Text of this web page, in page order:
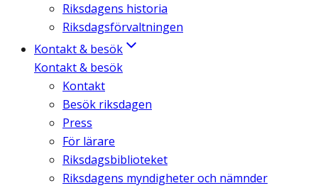
Riksdagens historia
Riksdagsförvaltningen
Kontakt & besök
Kontakt & besök
Kontakt
Besök riksdagen
Press
För lärare
Riksdagsbiblioteket
Riksdagens myndigheter och nämnder